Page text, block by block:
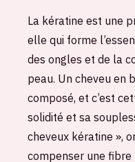
La kératine est une
elle qui forme
des ongles et de la
peau. Un cheveu en
composé, et c’est
solidité et sa
cheveux kératine »,
compenser une fibre